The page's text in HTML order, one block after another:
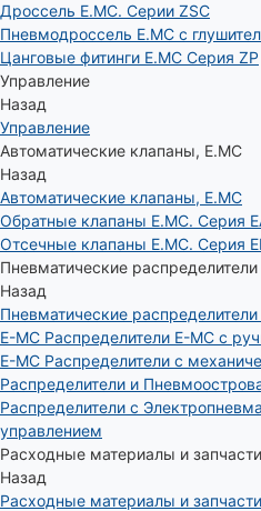
Дроссель E.MC. Серии ZSC
Пневмодроссель E.MC с
Цанговые фитинги E.MC Серия ZP
Управление
Назад
Управление
Автоматические клапаны, Е.МС
Назад
Автоматические клапаны, Е.МС
Обратные клапаны E.MC. Серия
Отсечные клапаны E.MC. Серия
Пневматические распределители
Назад
Пневматические распределители
E-MC Распределители E-MC с
E-MC Распределители с
Распределители и
Распределители с
управлением
Расходные материалы и запчасти
Назад
Расходные материалы и запчасти